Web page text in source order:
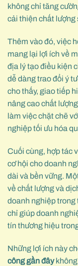
không chỉ tăng
cải thiện chất lượng
Thêm vào đó, việc
mang lại lợi ích về
địa lý tạo điều kiện
dễ dàng trao đổi ý
cho thấy, giao tiếp
nâng cao chất
làm việc chặt chẽ
nghiệp tối ưu hóa
Cuối cùng, hợp tác
cơ hội cho doanh
dài và bền vững.
về chất lượng và
doanh nghiệp
chỉ giúp doanh
tín thương hiệu
Những lợi ích này
công gần đâykhông